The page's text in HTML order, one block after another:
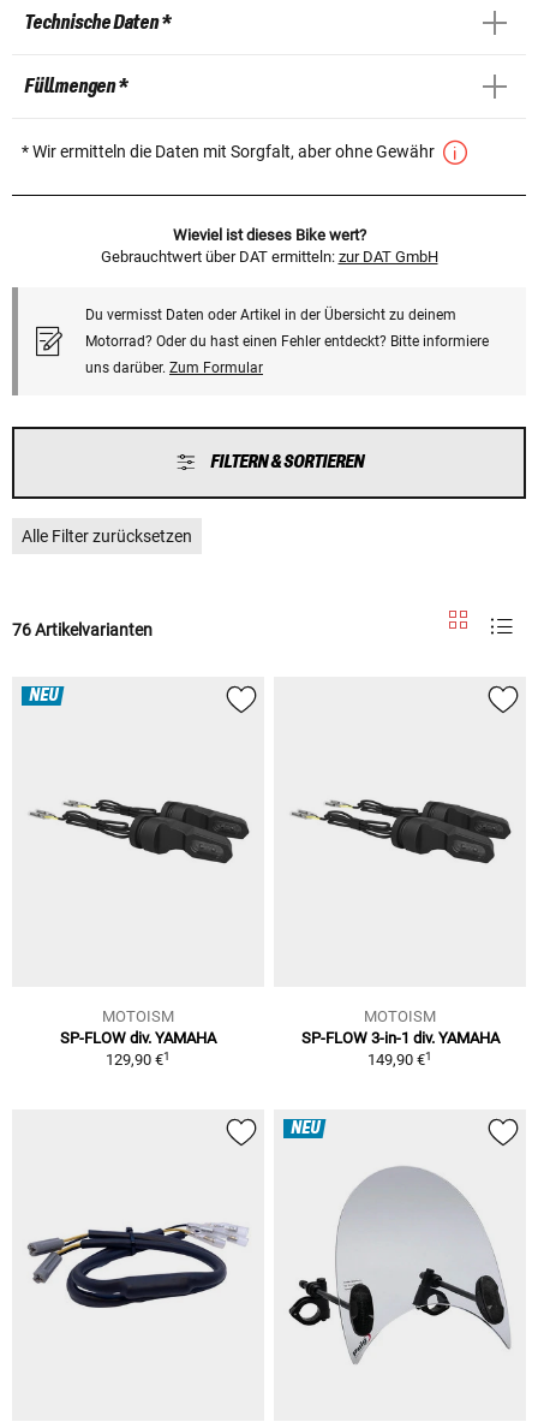
Technische Daten *
Füllmengen *
* Wir ermitteln die Daten mit Sorgfalt, aber ohne Gewähr
Wieviel ist dieses Bike wert?
Gebrauchtwert über DAT ermitteln: zur DAT GmbH
Du vermisst Daten oder Artikel in der Übersicht zu deinem
Motorrad? Oder du hast einen Fehler entdeckt? Bitte informiere
uns darüber. Zum Formular
FILTERN & SORTIEREN
Alle Filter zurücksetzen
76 Artikelvarianten
NEU
MOTOISM
SP-FLOW div. YAMAHA
129,90 €1
MOTOISM
SP-FLOW 3-in-1 div. YAMAHA
149,90 €1
NEU